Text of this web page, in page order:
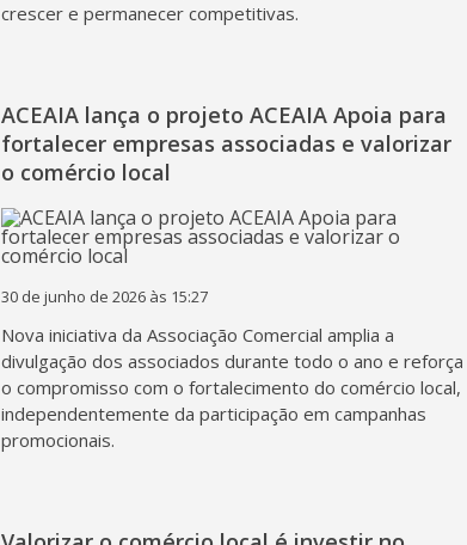
crescer e permanecer competitivas.
ACEAIA lança o projeto ACEAIA Apoia para
fortalecer empresas associadas e valorizar
o comércio local
30 de junho de 2026 às 15:27
Nova iniciativa da Associação Comercial amplia a
divulgação dos associados durante todo o ano e reforça
o compromisso com o fortalecimento do comércio local,
independentemente da participação em campanhas
promocionais.